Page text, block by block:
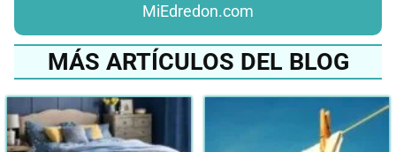
MiEdredon.com
MÁS ARTÍCULOS DEL BLOG